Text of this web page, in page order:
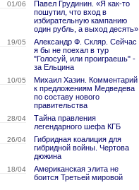
01/06
Павел Грудинин. «Я как-то
пошутил, что вход в
избирательную кампанию
один рубль, а выход десять»
19/05
Александр Ф. Скляр. Сейчас
я бы не поехал в тур
"Голосуй, или проиграешь" -
за Ельцина
10/05
Михаил Хазин. Комментарий
к предложениям Медведева
по составу нового
правительства
28/04
Тайна правления
легендарного шефа КГБ
26/04
Гибридная коалиция для
гибридной войны. Чертова
дюжина
18/04
Американская элита не
боится Третьей мировой